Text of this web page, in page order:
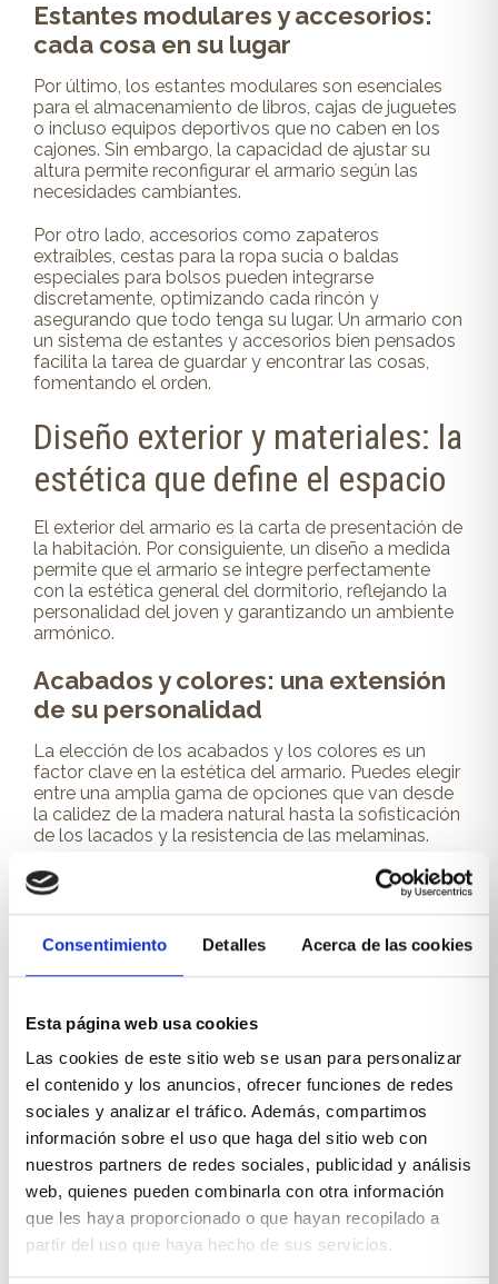
Consentimiento Detalles Acerca de las cookies
Esta página web usa cookies
Las cookies de este sitio web se usan para personalizar
el contenido y los anuncios, ofrecer funciones de redes
sociales y analizar el tráfico. Además, compartimos
información sobre el uso que haga del sitio web con
nuestros partners de redes sociales, publicidad y análisis
web, quienes pueden combinarla con otra información
que les haya proporcionado o que hayan recopilado a
partir del uso que haya hecho de sus servicios.
Estantes modulares y accesorios:
cada cosa en su lugar
Por último, los estantes modulares son esenciales
para el almacenamiento de libros, cajas de juguetes
o incluso equipos deportivos que no caben en los
cajones. Sin embargo, la capacidad de ajustar su
altura permite reconfigurar el armario según las
necesidades cambiantes.
Por otro lado, accesorios como zapateros
extraíbles, cestas para la ropa sucia o baldas
especiales para bolsos pueden integrarse
discretamente, optimizando cada rincón y
asegurando que todo tenga su lugar. Un armario con
un sistema de estantes y accesorios bien pensados
facilita la tarea de guardar y encontrar las cosas,
fomentando el orden.
Diseño exterior y materiales: la
estética que define el espacio
El exterior del armario es la carta de presentación de
la habitación. Por consiguiente, un diseño a medida
permite que el armario se integre perfectamente
con la estética general del dormitorio, reflejando la
personalidad del joven y garantizando un ambiente
armónico.
Acabados y colores: una extensión
de su personalidad
La elección de los acabados y los colores es un
factor clave en la estética del armario. Puedes elegir
entre una amplia gama de opciones que van desde
la calidez de la madera natural hasta la sofisticación
de los lacados y la resistencia de las melaminas.
Optar por una paleta de colores neutros, como
blancos, grises o tonos madera clara, en el armario
principal permite que la decoración de la habitación
pueda cambiar con los años sin necesidad de
Puertas correderas o abatibles: la
mejor elección para cada
habitación
La elección entre puertas correderas o abatibles
dependerá en gran medida de las dimensiones de la
habitación y del espacio disponible. Las puertas
correderas, por un lado, son la opción ideal para
habitaciones pequeñas, ya que no ocupan espacio
adicional al abrirse. Su diseño limpio y moderno crea
una sensación de amplitud y continuidad visual, muy
valorada en espacios compactos.